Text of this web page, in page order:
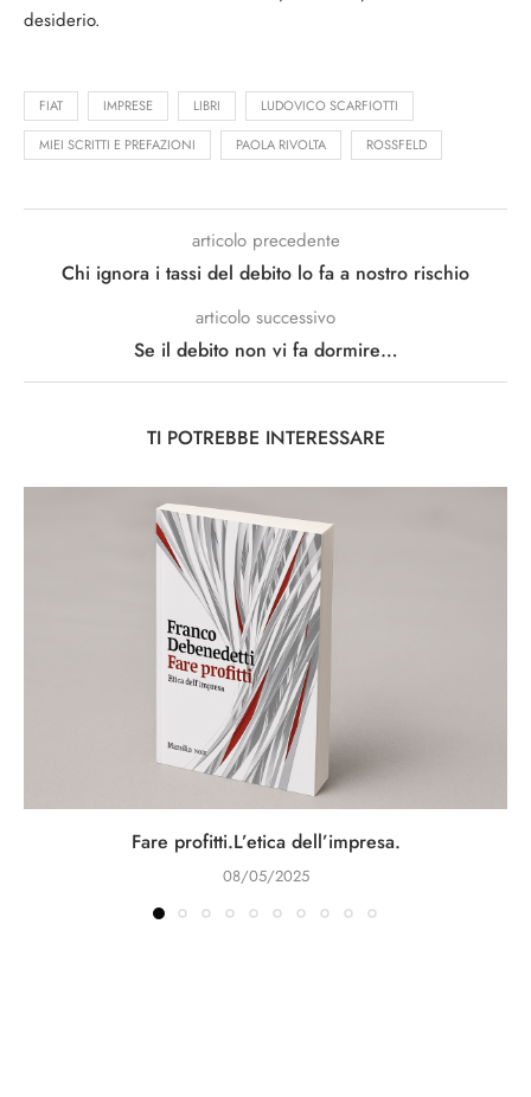
desiderio.
FIAT IMPRESE LIBRI LUDOVICO SCARFIOTTI
MIEI SCRITTI E PREFAZIONI PAOLA RIVOLTA ROSSFELD
articolo precedente
Chi ignora i tassi del debito lo fa a nostro rischio
articolo successivo
Se il debito non vi fa dormire…
TI POTREBBE INTERESSARE
Fare profitti.L’etica dell’impresa.
08/05/2025